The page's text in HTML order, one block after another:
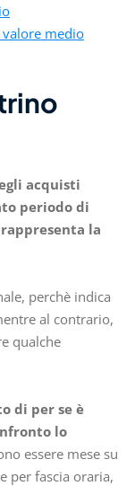
medio
acquisti
periodo di
la
perchè indica
al contrario,
qualche
di per se è
lo
essere mese su
per fascia oraria,